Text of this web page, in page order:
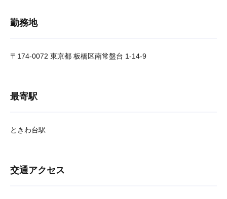
勤務地
〒174-0072 東京都 板橋区南常盤台 1-14-9
最寄駅
ときわ台駅
交通アクセス